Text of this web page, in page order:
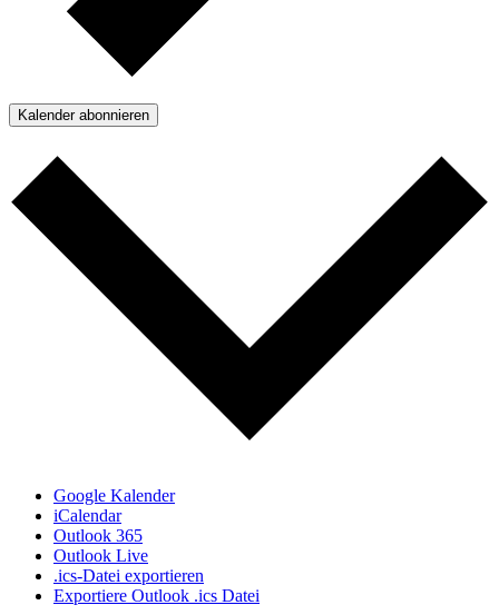
Kalender abonnieren
Google Kalender
iCalendar
Outlook 365
Outlook Live
.ics-Datei exportieren
Exportiere Outlook .ics Datei